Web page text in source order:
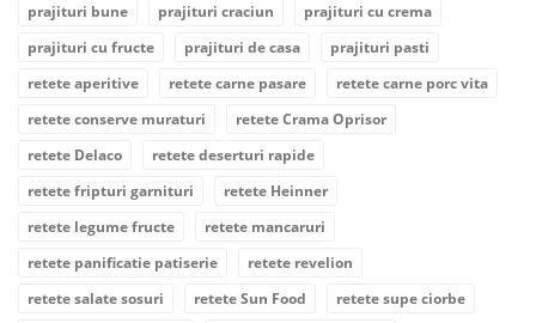
prajituri bune
prajituri craciun
prajituri cu crema
prajituri cu fructe
prajituri de casa
prajituri pasti
retete aperitive
retete carne pasare
retete carne porc vita
retete conserve muraturi
retete Crama Oprisor
retete Delaco
retete deserturi rapide
retete fripturi garnituri
retete Heinner
retete legume fructe
retete mancaruri
retete panificatie patiserie
retete revelion
retete salate sosuri
retete Sun Food
retete supe ciorbe